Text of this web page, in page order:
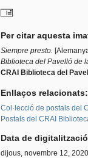
Per citar aquesta
Siempre presto.
Biblioteca del Pavelló de
CRAI Biblioteca del
Enllaços
Col·lecció de postals del
Postals del CRAI
Data de
dijous, novembre 12, 2020